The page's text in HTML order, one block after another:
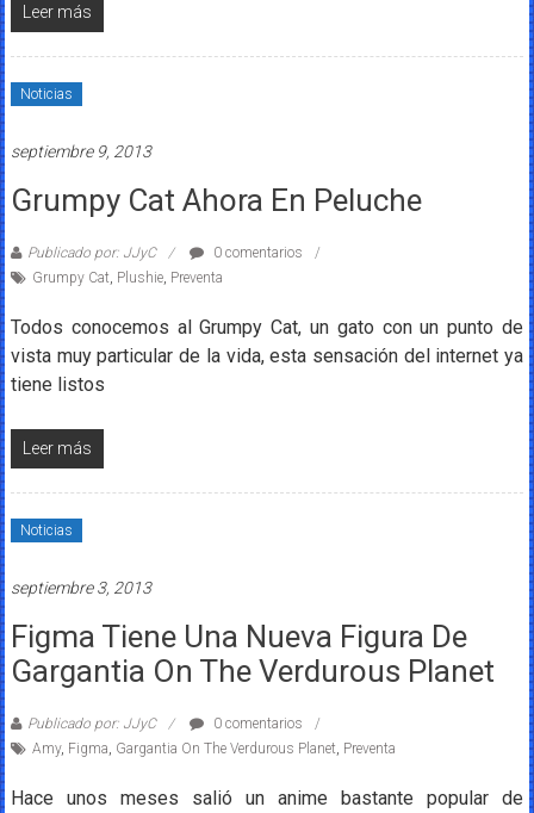
Leer más
Noticias
septiembre 9, 2013
Grumpy Cat Ahora En Peluche
Publicado por: JJyC
0 comentarios
Grumpy Cat, Plushie, Preventa
Todos conocemos al Grumpy Cat, un gato con un punto de
vista muy particular de la vida, esta sensación del internet ya
tiene listos
Leer más
Noticias
septiembre 3, 2013
Figma Tiene Una Nueva Figura De
Gargantia On The Verdurous Planet
Publicado por: JJyC
0 comentarios
Amy, Figma, Gargantia On The Verdurous Planet, Preventa
Hace unos meses salió un anime bastante popular de